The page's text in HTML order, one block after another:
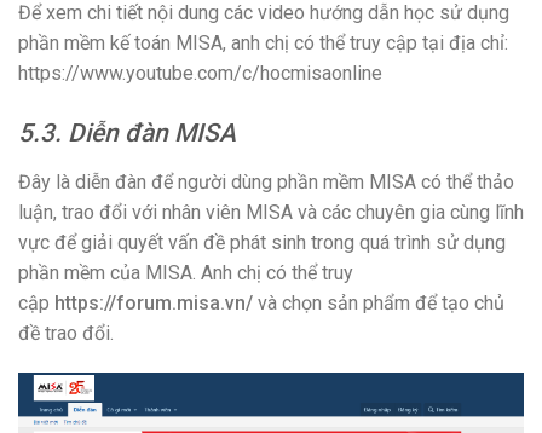
Để xem chi tiết nội dung các video hướng dẫn học sử dụng
phần mềm kế toán MISA, anh chị có thể truy cập tại địa chỉ:
https://www.youtube.com/c/hocmisaonline
5.3. Diễn đàn MISA
Đây là diễn đàn để người dùng phần mềm MISA có thể thảo
luận, trao đổi với nhân viên MISA và các chuyên gia cùng lĩnh
vực để giải quyết vấn đề phát sinh trong quá trình sử dụng
phần mềm của MISA. Anh chị có thể truy
cập https://forum.misa.vn/ và chọn sản phẩm để tạo chủ
đề trao đổi.